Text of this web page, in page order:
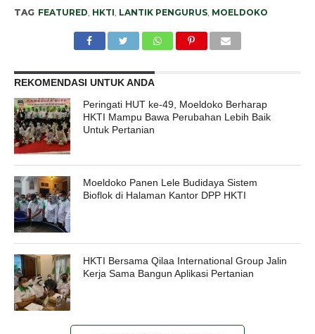
TAG FEATURED, HKTI, LANTIK PENGURUS, MOELDOKO
REKOMENDASI UNTUK ANDA
Peringati HUT ke-49, Moeldoko Berharap
HKTI Mampu Bawa Perubahan Lebih Baik
Untuk Pertanian
Moeldoko Panen Lele Budidaya Sistem
Bioflok di Halaman Kantor DPP HKTI
HKTI Bersama Qilaa International Group Jalin
Kerja Sama Bangun Aplikasi Pertanian